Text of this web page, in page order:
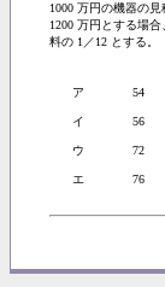
1000 万円の機器の
1200 万円とする場
料の 1／12 とする
ア 54
イ 56
ウ 72
エ 76